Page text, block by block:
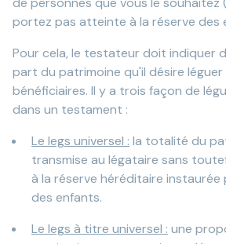
portez pas atteinte à la réserve des
Pour cela, le testateur doit indiquer
part du patrimoine qu'il désire léguer
bénéficiaires. Il y a trois façon de
dans un testament :
Le legs universel : la totalité du
transmise au légataire sans
à la réserve héréditaire
des enfants.
Le legs à titre universel : une